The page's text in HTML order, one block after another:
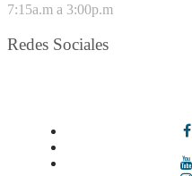
7:15a.m a 3:00p.m
Redes Sociales